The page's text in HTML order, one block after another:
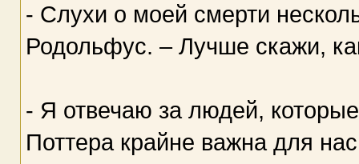
- Слухи о моей смерти
Родольфус. – Лучше скажи,
- Я отвечаю за людей,
Поттера крайне важна для